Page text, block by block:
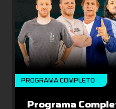
PROGRAMA COMPLETO
Programa